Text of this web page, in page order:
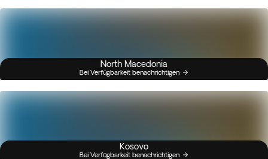
North Macedonia
Bei Verfügbarkeit benachrichtigen
Kosovo
Bei Verfügbarkeit benachrichtigen